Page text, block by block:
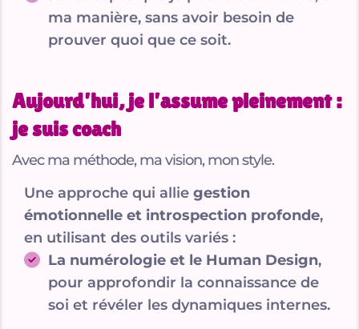
ma manière, sans avoir besoin de
prouver quoi que ce soit.
Aujourd’hui, je l’assume pleinement :
je suis coach
Avec ma méthode, ma vision, mon style.
Une approche qui allie gestion
émotionnelle et introspection profonde,
en utilisant des outils variés :
La numérologie et le Human Design,
pour approfondir la connaissance de
soi et révéler les dynamiques internes.